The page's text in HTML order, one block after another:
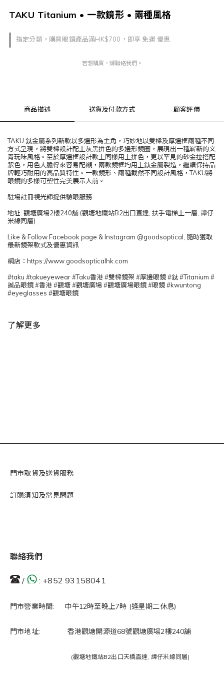
TAKU Titanium • 一款鏡形 • 兩種風格
指定分類，購買眼鏡產品滿HK$700，即享 免運 優惠
若想購買，請聯絡我們。
商品描述 送貨及付款方式 顧客評價
TAKU 鈦金屬系列新款以多邊形為主角，巧妙地以雙樑及厚邊框兩種不同
方式呈現，將雙樑設計配上灰黑拚色的多邊形鏡圈，展現出一種嶄新的文
青玩味風格。至於厚邊框設計款上同樣用上拼色，更以罕見的砂金拉搭配
紫色，用色大膽得來容易配襯，兩款鏡框均用上鈦金屬製造，繼續保持品
牌輕巧耐用的高品質特性。一款鏡形、兩種截然不同設計風格，TAKU將
眼鏡的多樣可塑性完美展示人前。
駐場註冊視光師提供驗眼服務
地址: 觀塘廣場2樓240舖 (觀塘地鐵站B2出口直達, 扶手電梯上一層, 譚仔
米線同層)
Like & Follow Facebook page & Instagram @goodsoptical, 隨時獲取
最新鏡架款式及優惠資訊
網店：https://www.goodsopticalhk.com
#taku #takueyewear #Taku香港 #雙樑鏡架 #厚邊眼鏡 #鈦 #Titanium #
誠品眼鏡 #香港 #觀塘 #觀塘廣場 #觀塘廣場眼鏡 #眼鏡 #kwuntong
#eyeglasses #觀塘眼鏡
了解更多
門市取貨及送貨服務
訂購須知及常見問題
聯絡我們
/ : +852 93158041
門市營業時間: 中午12時至晚上7時 (逢星期二休息)
門市地址: 香港觀塘開源道68號觀塘廣場2樓240舖
(觀塘地鐵站B2出口天橋直達, 譚仔米線同層)